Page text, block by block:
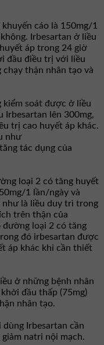
cáo là 150mg/1
Irbesartan ở liều
áp trong 24 giờ
đầu điều trị với liều
chạy thận nhân tạo và
kiểm soát được ở liều
Irbesartan lên 300mg,
trị cao huyết áp khác.
như
tác dụng của
loại 2 có tăng huyết
1 lần/ngày và
như là liều duy trì trong
trên thận của
đường loại 2 có tăng
đó irbesartan được
áp khác khi cần thiết
ở những bệnh nhân
đầu thấp (75mg)
nhân tạo.
Irbesartan cần
natri nội mạch.